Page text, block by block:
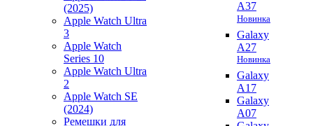
(2025)
Apple Watch Ultra
3
Apple Watch
Series 10
Apple Watch Ultra
2
Apple Watch SE
(2024)
Ремешки для
A37
Новинка
Galaxy
A27
Новинка
Galaxy
A17
Galaxy
A07